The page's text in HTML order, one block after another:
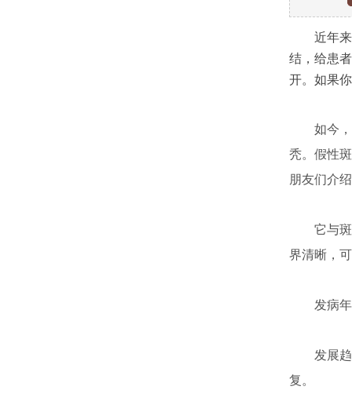
近年来，
结，给患
开。如果
如今，许
秃。假性
朋友们介
它与斑秃
界清晰，
发病年龄
发展趋势
复。